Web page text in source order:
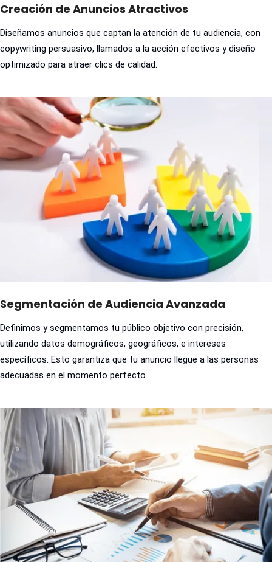
Creación de Anuncios Atractivos
Diseñamos anuncios que captan la atención de tu audiencia, con
copywriting persuasivo, llamados a la acción efectivos y diseño
optimizado para atraer clics de calidad.
Segmentación de Audiencia Avanzada
Definimos y segmentamos tu público objetivo con precisión,
utilizando datos demográficos, geográficos, e intereses
específicos. Esto garantiza que tu anuncio llegue a las personas
adecuadas en el momento perfecto.